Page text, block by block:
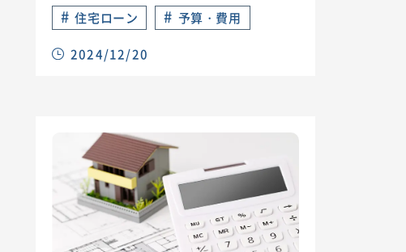
# 住宅ローン # 予算・費用
2024/12/20